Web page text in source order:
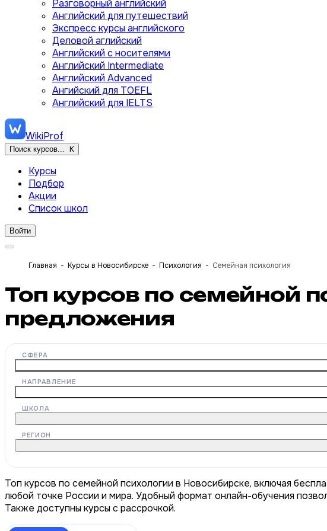
Разговорный английский
Английский для путешествий
Экспресс курсы английского
Деловой аглийский
Английский с носителями
Английский Intermediate
Английский Advanced
Ангийский для TOEFL
Английский для IELTS
WikiProf
Поиск курсов... K
Курсы
Подбор
Акции
Список школ
Войти
Главная Курсы в Новосибирске Психология Семейная психология
Топ курсов по семейной
предложения
СФЕРА
НАПРАВЛЕНИЕ
ШКОЛА
РЕГИОН
Топ курсов по семейной психологии в Новосибирске, включая
любой точке России и мира. Удобный формат онлайн-обучения
Также доступны курсы с рассрочкой.